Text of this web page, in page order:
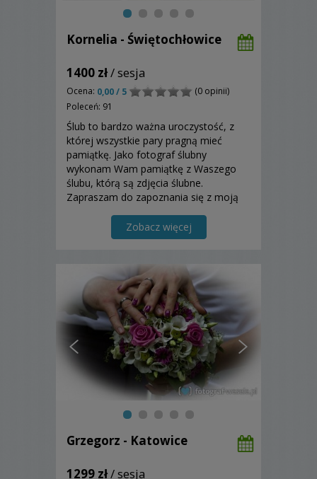
Kornelia - Świętochłowice
1400 zł/ sesja
Ocena: 0,00 / 5
(0 opinii)
Poleceń: 91
Ślub to bardzo ważna uroczystość, z
której wszystkie pary pragną mieć
pamiątkę. Jako fotograf ślubny
wykonam Wam pamiątkę z Waszego
ślubu, którą są zdjęcia ślubne.
Zapraszam do zapoznania się z moją
Zobacz więcej
Grzegorz - Katowice
1299 zł/ sesja